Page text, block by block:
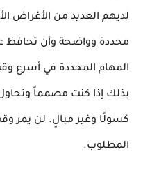
لديهم العديد من الأغراض
محددة وواضحة وأن تحافظ
المهام المحددة في أسرع
بذلك إذا كنت مصمماً
كسولًا وغير مبالٍ. لن يمر
المطلوب.